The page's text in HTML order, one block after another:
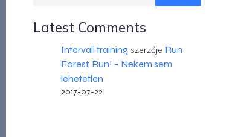
Latest Comments
Intervall trainingszerzője Run
Forest, Run! – Nekem sem
lehetetlen
2017-07-22